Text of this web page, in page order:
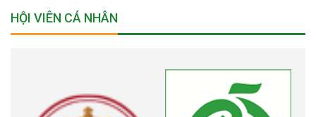
HỘI VIÊN CÁ NHÂN